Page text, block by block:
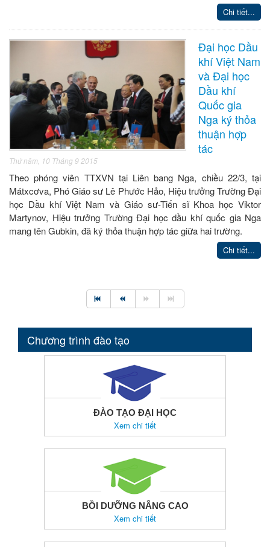
Chi tiết...
Đại học Dầu
khí Việt Nam
và Đại học
Dầu khí
Quốc gia
Nga ký thỏa
thuận hợp
tác
Thứ năm, 10 Tháng 9 2015
Theo phóng viên TTXVN tại Liên bang Nga, chiều 22/3, tại
Mátxcơva, Phó Giáo sư Lê Phước Hảo, Hiệu trưởng Trường Đại
học Dầu khí Việt Nam và Giáo sư-Tiến sĩ Khoa học Viktor
Martynov, Hiệu trưởng Trường Đại học dầu khí quốc gia Nga
mang tên Gubkin, đã ký thỏa thuận hợp tác giữa hai trường.
Chi tiết...
Chương trình đào tạo
ĐÀO TẠO ĐẠI HỌC
Xem chi tiết
BỒI DƯỠNG NÂNG CAO
Xem chi tiết